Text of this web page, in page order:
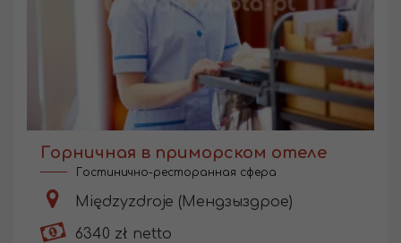
Горничная в приморском отеле
Гостинично-ресторанная сфера
Międzyzdroje (Мендзыздрое)
6340 zł netto